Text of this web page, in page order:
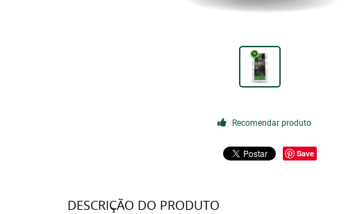
Recomendar produto
Save
DESCRIÇÃO DO PRODUTO